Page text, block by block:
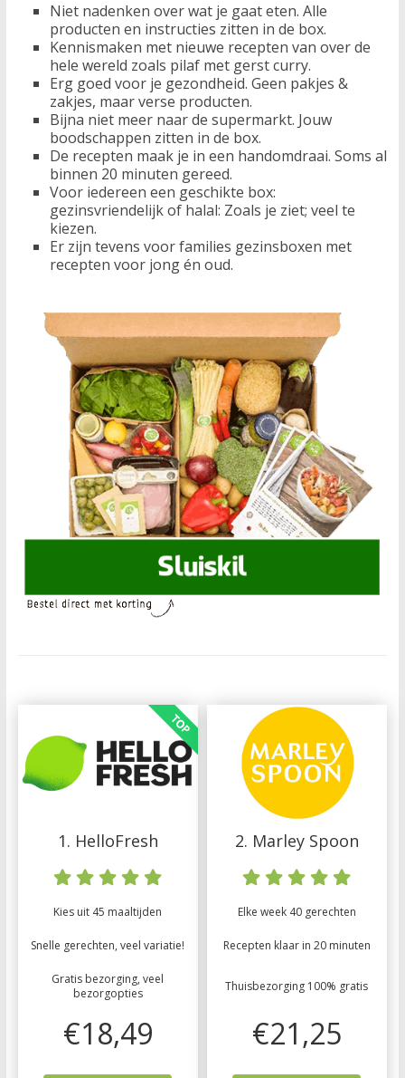
Niet nadenken over wat je gaat eten. Alle
producten en instructies zitten in de box.
Kennismaken met nieuwe recepten van over de
hele wereld zoals pilaf met gerst curry.
Erg goed voor je gezondheid. Geen pakjes &
zakjes, maar verse producten.
Bijna niet meer naar de supermarkt. Jouw
boodschappen zitten in de box.
De recepten maak je in een handomdraai. Soms al
binnen 20 minuten gereed.
Voor iedereen een geschikte box:
gezinsvriendelijk of halal: Zoals je ziet; veel te
kiezen.
Er zijn tevens voor families gezinsboxen met
recepten voor jong én oud.
1. HelloFresh
Kies uit 45 maaltijden
Snelle gerechten, veel variatie!
Gratis bezorging, veel
bezorgopties
€18,49
2. Marley Spoon
Elke week 40 gerechten
Recepten klaar in 20 minuten
Thuisbezorging 100% gratis
€21,25